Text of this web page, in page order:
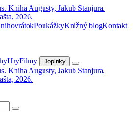
PoukážkyKnižný blogKontakt
HryFilmy Doplnky